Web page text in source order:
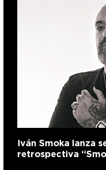
Iván Smoka lanza
retrospectiva